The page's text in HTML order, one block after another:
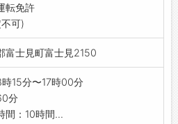
備への投入作業
ックへの積み込み作業
え作業と開け替え場清掃
転免許
可)
富士見町富士見2150
15分〜17時00分
分
間：10時間...